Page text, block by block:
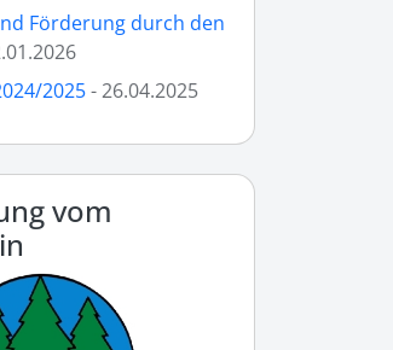
Förderung durch den
2025- 26.04.2025
vom